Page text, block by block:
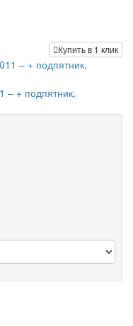
Купить в 1 клик
– + подпятник,